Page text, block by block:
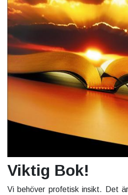
Viktig Bok!
Vi behöver profetisk insikt. Det